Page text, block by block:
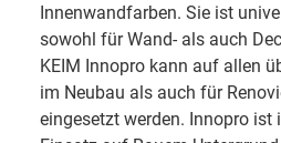
Innenwandfarben. Sie ist
sowohl für Wand- als auch
KEIM Innopro kann auf allen
im Neubau als auch für
eingesetzt werden. Innopro ist